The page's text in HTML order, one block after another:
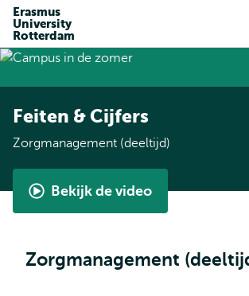
Erasmus
University
Rotterdam
Feiten & Cijfers
Zorgmanagement (deeltijd)
Bekijk de video
Find
the
Zorgmanagement